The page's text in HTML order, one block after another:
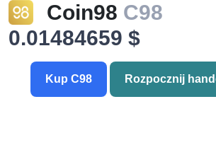
Coin98 C98
0.01484659 $
Kup C98 Rozpocznij